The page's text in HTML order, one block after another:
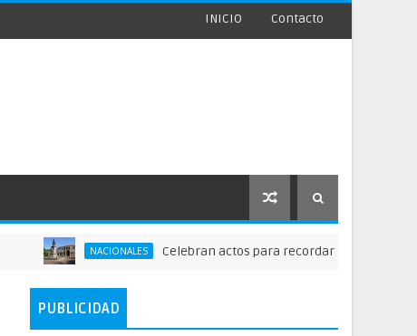
INICIO Contacto
NACIONALES Celebran actos para recordar la fundación de Santo
PUBLICIDAD